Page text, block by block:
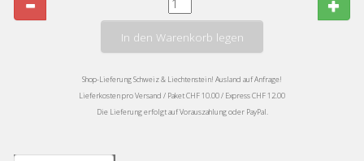
In den Warenkorb legen
Shop-Lieferung Schweiz & Liechtenstein! Ausland auf Anfrage!
Lieferkosten pro Versand / Paket CHF 10.00 / Express CHF 12.00
Die Lieferung erfolgt auf Vorauszahlung oder PayPal.